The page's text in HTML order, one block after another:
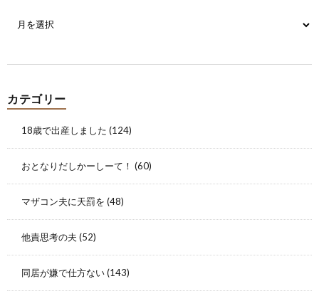
カテゴリー
18歳で出産しました (124)
おとなりだしかーしーて！ (60)
マザコン夫に天罰を (48)
他責思考の夫 (52)
同居が嫌で仕方ない(143)